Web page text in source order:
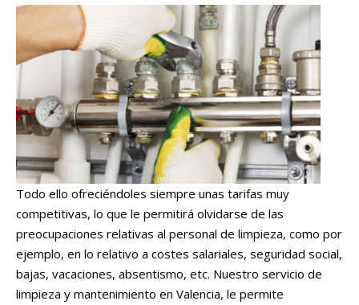
Todo ello ofreciéndoles siempre unas tarifas muy
competitivas, lo que le permitirá olvidarse de las
preocupaciones relativas al personal de limpieza, como por
ejemplo, en lo relativo a costes salariales, seguridad social,
bajas, vacaciones, absentismo, etc. Nuestro servicio de
limpieza y mantenimiento en Valencia, le permite